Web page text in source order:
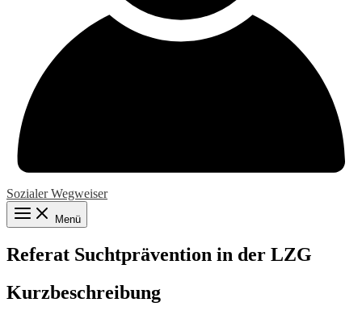
Sozialer Wegweiser
Menü
Referat Suchtprävention in der LZG
Kurzbeschreibung